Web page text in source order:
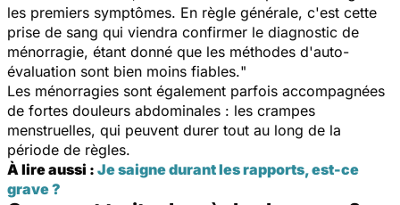
les premiers symptômes. En règle générale, c'est cette
prise de sang qui viendra confirmer le diagnostic de
ménorragie, étant donné que les méthodes d'auto-
évaluation sont bien moins fiables."
Les ménorragies sont également parfois accompagnées
de fortes douleurs abdominales : les crampes
menstruelles, qui peuvent durer tout au long de la
période de règles.
À lire aussi : Je saigne durant les rapports, est-ce
grave ?